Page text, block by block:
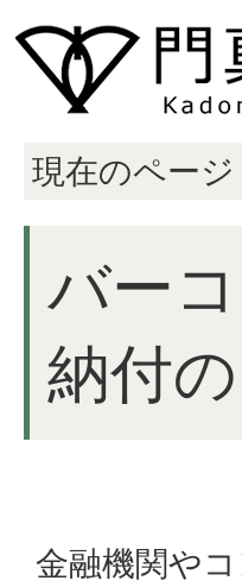
現在のページ
バー
納付
金融機関や